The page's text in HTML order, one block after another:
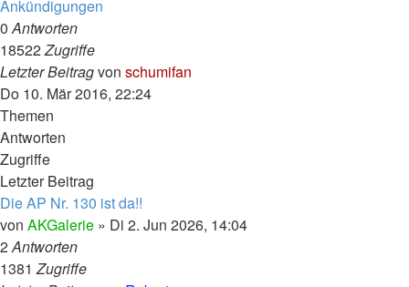
Ankündigungen
0Antworten
18522Zugriffe
Letzter Beitragvon schumifan
Do 10. Mär 2016, 22:24
Themen
Antworten
Zugriffe
Letzter Beitrag
Die AP Nr. 130 ist da!!
von AKGalerie » Di 2. Jun 2026, 14:04
2Antworten
1381Zugriffe